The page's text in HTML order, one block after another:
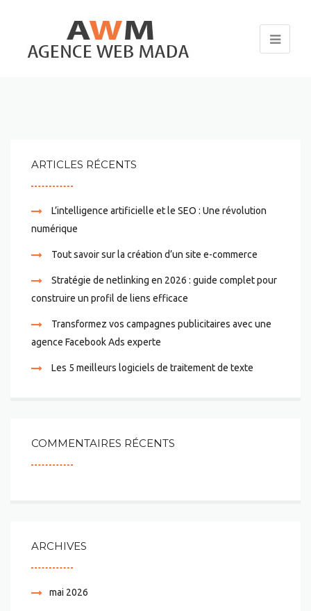
ARTICLES RÉCENTS
L’intelligence artificielle et le SEO : Une révolution
numérique
Tout savoir sur la création d’un site e-commerce
Stratégie de netlinking en 2026 : guide complet pour
construire un profil de liens efficace
Transformez vos campagnes publicitaires avec une
agence Facebook Ads experte
Les 5 meilleurs logiciels de traitement de texte
COMMENTAIRES RÉCENTS
ARCHIVES
mai 2026